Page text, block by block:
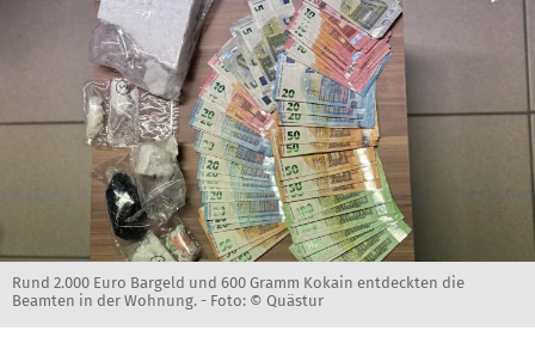
Rund 2.000 Euro Bargeld und 600 Gramm Kokain entdeckten die
Beamten in der Wohnung. - Foto: © Quästur